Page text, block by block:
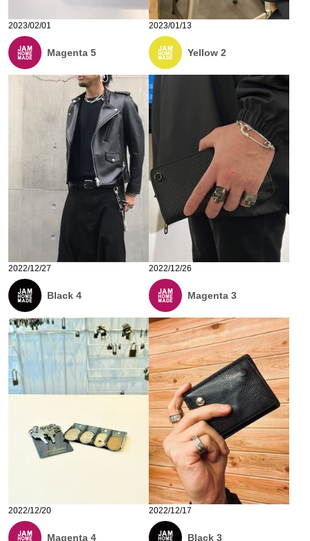
2023/02/01
Magenta 5
2023/01/13
Yellow 2
2022/12/27
Black 4
2022/12/26
Magenta 3
2022/12/20
Magenta 4
2022/12/17
Black 3